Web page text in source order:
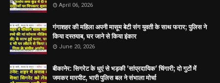
April 06, 2026
गंगाशहर की महिला अपनी मासूम बेटी संग युवती के साथ फरार; पुलिस ने
किया दस्तयाब, घर जाने से किया इंकार
June 20, 2026
बीकानेर: सिगरेट के धुएं से भड़की 'सांप्रदायिक' चिंगारी; दो गुटों में
जमकर मारपीट, भारी पुलिस बल ने संभाला मोर्चा